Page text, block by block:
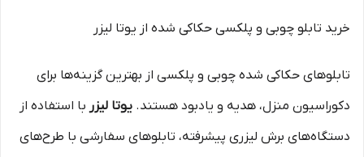
خرید تابلو چوبی و پلکسی حکاکی شده از یوتا لیزر
تابلوهای حکاکی شده چوبی و پلکسی از بهترین گزینه‌ها برای
دکوراسیون منزل، هدیه و یادبود هستند. یوتا لیزر با استفاده از
دستگاه‌های برش لیزری پیشرفته، تابلوهای سفارشی با طرح‌های